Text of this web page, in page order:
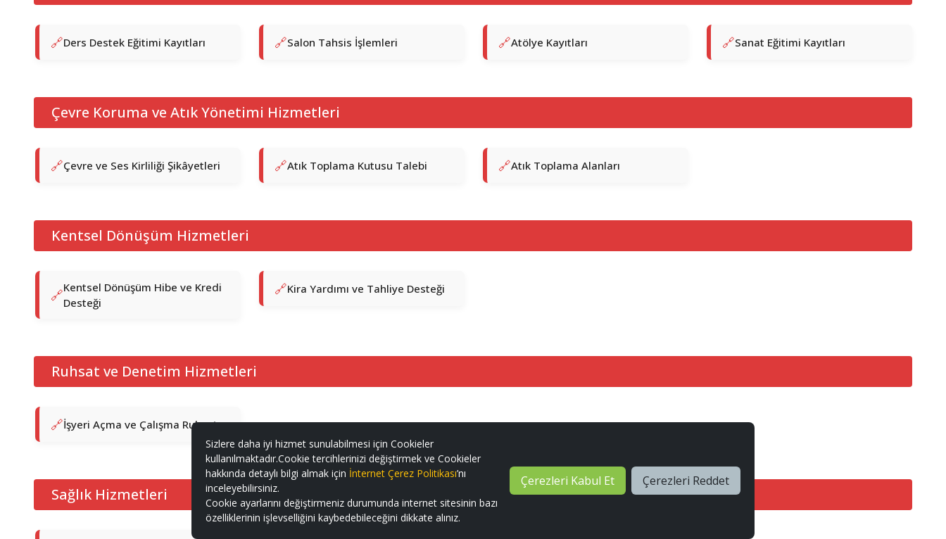
Ders Destek Eğitimi Kayıtları Salon Tahsis İşlemleri Atölye Kayıtları Sanat Eğitimi Kayıtları
Çevre Koruma ve Atık Yönetimi Hizmetleri
Çevre ve Ses Kirliliği Şikâyetleri Atık Toplama Kutusu Talebi Atık Toplama Alanları
Kentsel Dönüşüm Hizmetleri
Kentsel Dönüşüm Hibe ve Kredi
Desteği
Kira Yardımı ve Tahliye Desteği
Ruhsat ve Denetim Hizmetleri
İşyeri Açma ve Çalışma Ruhsatı
Sağlık Hizmetleri
Sizlere daha iyi hizmet sunulabilmesi için Cookieler
kullanılmaktadır.Cookie tercihlerinizi değiştirmek ve Cookieler
hakkında detaylı bilgi almak için İnternet Çerez Politikası’nı
inceleyebilirsiniz.
Cookie ayarlarını değiştirmeniz durumunda internet sitesinin bazı
özelliklerinin işlevselliğini kaybedebileceğini dikkate alınız.
Çerezleri Kabul Et Çerezleri Reddet